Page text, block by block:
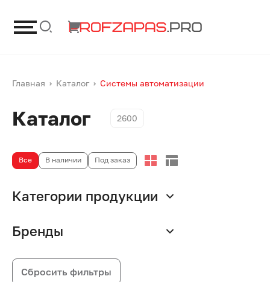
Главная Каталог Системы автоматизации
Каталог 2600
Все В наличии Под заказ
Категории продукции
Бренды
Сбросить фильтры